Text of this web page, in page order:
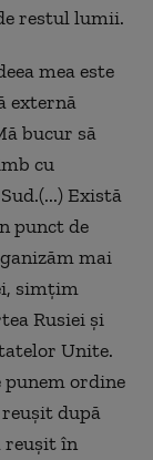
restul lumii.
mea este
externă
bucur să
cu
Există
punct de
mai
simţim
Rusiei şi
Unite.
punem ordine
după
reuşit în